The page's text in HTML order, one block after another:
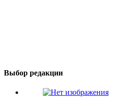
Выбор редакции